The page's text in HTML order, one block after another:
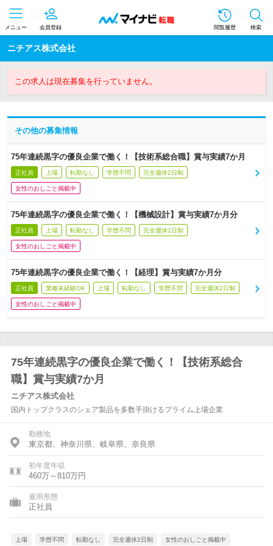
メニュー 会員登録 閲覧履歴 検索
ニチアス株式会社
この求人は現在募集を行っていません。
その他の募集情報
75年連続黒字の優良企業で働く！【技術系総合職】賞与実績7か月
正社員 上場 転勤なし 学歴不問 完全週休2日制
女性のおしごと掲載中
75年連続黒字の優良企業で働く！【機械設計】賞与実績7か月分
正社員 上場 転勤なし 学歴不問 完全週休2日制
女性のおしごと掲載中
75年連続黒字の優良企業で働く！【経理】賞与実績7か月分
正社員 業種未経験OK 上場 転勤なし 学歴不問 完全週休2日制
女性のおしごと掲載中
75年連続黒字の優良企業で働く！【技術系総合
職】賞与実績7か月
ニチアス株式会社
国内トップクラスのシェア製品を多数手掛けるプライム上場企業
勤務地
東京都、神奈川県、岐阜県、奈良県
初年度年収
460万～810万円
雇用形態
正社員
上場 学歴不問 転勤なし 完全週休2日制 女性のおしごと掲載中